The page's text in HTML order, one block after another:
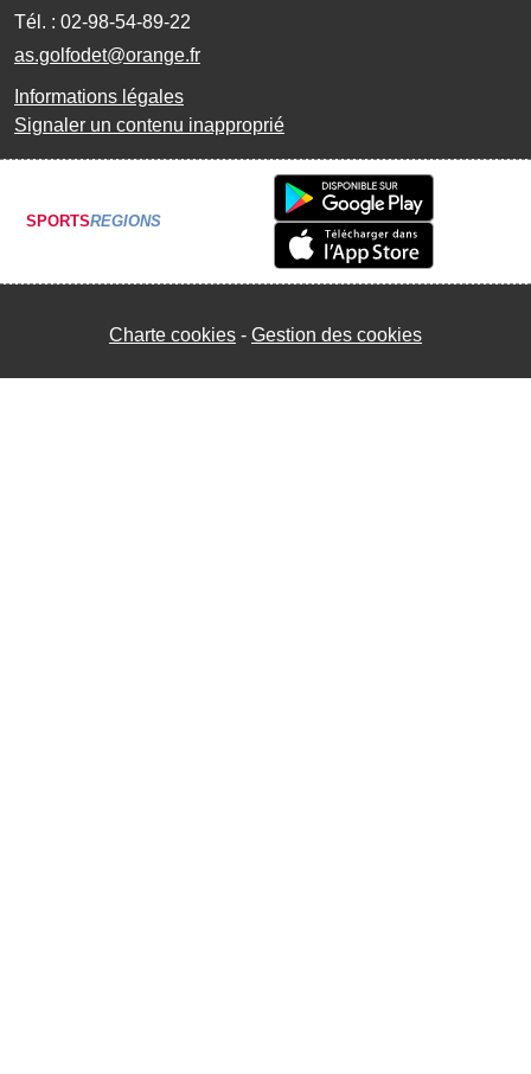
Tél. : 02-98-54-89-22
as.golfodet@orange.fr
Informations légales
Signaler un contenu inapproprié
SPORTSREGIONS
Charte cookies Gestion des cookies